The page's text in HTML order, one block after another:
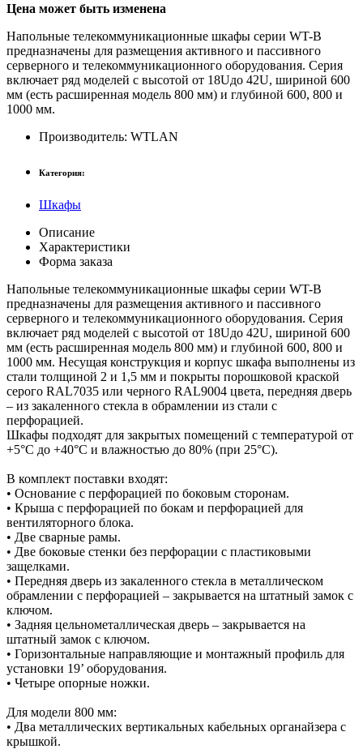
Цена может быть изменена
Напольные телекоммуникационные шкафы серии WT-B
предназначены для размещения активного и пассивного
серверного и телекоммуникационного оборудования. Серия
включает ряд моделей с высотой от 18Uдо 42U, шириной 600
мм (есть расширенная модель 800 мм) и глубиной 600, 800 и
1000 мм.
Производитель: WTLAN
Категория:
Шкафы
Описание
Характеристики
Форма заказа
Напольные телекоммуникационные шкафы серии WT-B
предназначены для размещения активного и пассивного
серверного и телекоммуникационного оборудования. Серия
включает ряд моделей с высотой от 18Uдо 42U, шириной 600
мм (есть расширенная модель 800 мм) и глубиной 600, 800 и
1000 мм. Несущая конструкция и корпус шкафа выполнены из
стали толщиной 2 и 1,5 мм и покрыты порошковой краской
серого RAL7035 или черного RAL9004 цвета, передняя дверь
– из закаленного стекла в обрамлении из стали с
перфорацией.
Шкафы подходят для закрытых помещений с температурой от
+5°C до +40°C и влажностью до 80% (при 25°C).
В комплект поставки входят:
• Основание с перфорацией по боковым сторонам.
• Крыша с перфорацией по бокам и перфорацией для
вентиляторного блока.
• Две сварные рамы.
• Две боковые стенки без перфорации с пластиковыми
защелками.
• Передняя дверь из закаленного стекла в металлическом
обрамлении с перфорацией – закрывается на штатный замок с
ключом.
• Задняя цельнометаллическая дверь – закрывается на
штатный замок с ключом.
• Горизонтальные направляющие и монтажный профиль для
установки 19’ оборудования.
• Четыре опорные ножки.
Для модели 800 мм:
• Два металлических вертикальных кабельных органайзера с
крышкой.